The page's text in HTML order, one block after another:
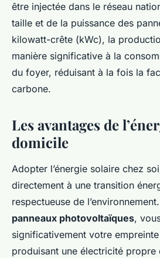
être injectée dans le réseau
taille et de la puissance des
kilowatt-crête (kWc), la
manière significative à la
du foyer, réduisant à la fois la
carbone.
Les avantages de
domicile
Adopter l’énergie solaire chez
directement à une transition
respectueuse de
panneaux photovoltaïques,
significativement votre
produisant une électricité propre